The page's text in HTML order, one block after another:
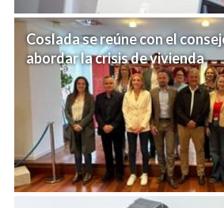
Coslada se reúne con el
abordar la crisis de vivienda